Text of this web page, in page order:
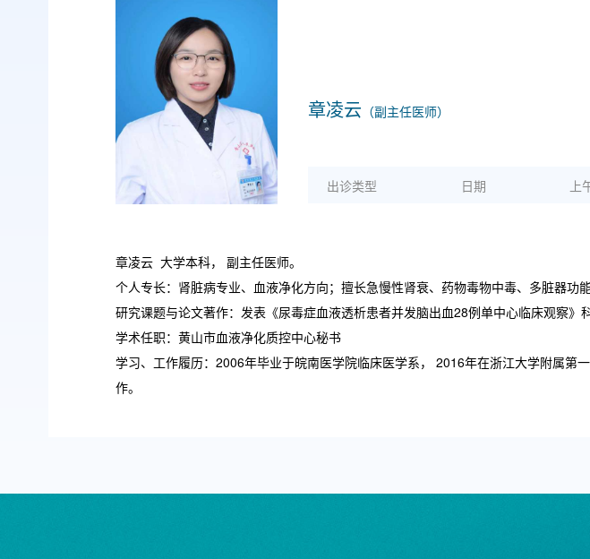
章凌云 （副主任医师）
出诊类型 日期 上
章凌云 大学本科， 副主任医师。
个人专长：肾脏病专业、血液净化方向；擅长急慢性肾衰、药物毒物中毒、多脏器功
研究课题与论文著作：发表《尿毒症血液透析患者并发脑出血28例单中心临床观察》
学术任职：黄山市血液净化质控中心秘书
学习、工作履历：2006年毕业于皖南医学院临床医学系， 2016年在浙江大学附属
作。